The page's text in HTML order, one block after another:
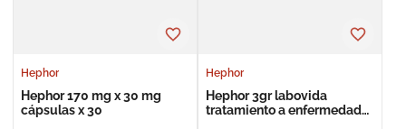
Hephor
Hephor 170 mg x 30 mg
cápsulas x 30
Hephor
Hephor 3gr labovida
tratamiento a enfermedad